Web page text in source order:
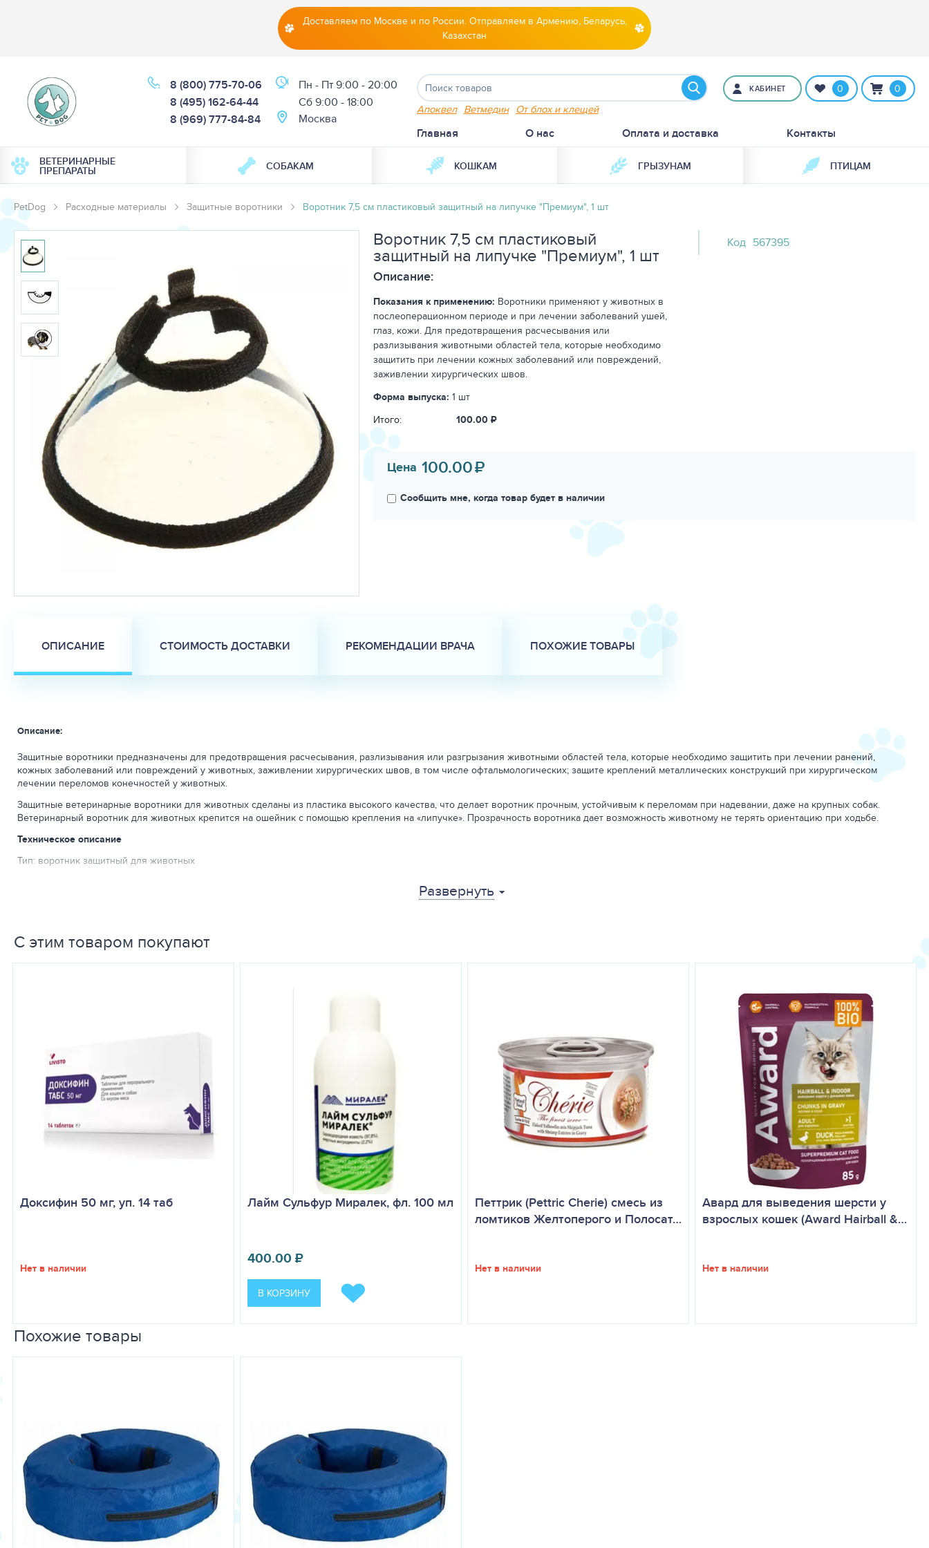
Доставляем по Москве и по России. Отправляем в Армению, Беларусь,
Казахстан
8 (800) 775-70-06
8 (495) 162-64-44
8 (969) 777-84-84
Пн - Пт 9:00 - 20:00
Cб 9:00 - 18:00
Москва
Апоквел Ветмедин От блох и клещей
КАБИНЕТ 0 0
Главная О нас Оплата и доставка Контакты
ВЕТЕРИНАРНЫЕ
ПРЕПАРАТЫ СОБАКАМ КОШКАМ ГРЫЗУНАМ ПТИЦАМ
PetDog Расходные материалы Защитные воротники Воротник 7,5 см пластиковый защитный на липучке "Премиум", 1 шт
Воротник 7,5 см пластиковый
защитный на липучке "Премиум", 1 шт
Описание:
Показания к применению: Воротники применяют у животных в
послеоперационном периоде и при лечении заболеваний ушей,
глаз, кожи. Для предотвращения расчесывания или
разлизывания животными областей тела, которые необходимо
защитить при лечении кожных заболеваний или повреждений,
заживлении хирургических швов.
Форма выпуска: 1 шт
Итого:
100.00 ₽
Код 567395
Цена 100.00₽
Сообщить мне, когда товар будет в наличии
ОПИСАНИЕ СТОИМОСТЬ ДОСТАВКИ РЕКОМЕНДАЦИИ ВРАЧА ПОХОЖИЕ ТОВАРЫ
Описание:
Защитные воротники предназначены для предотвращения расчесывания, разлизывания или разгрызания животными областей тела, которые необходимо защитить при лечении ранений,
кожных заболеваний или повреждений у животных, заживлении хирургических швов, в том числе офтальмологических; защите креплений металлических конструкций при хирургическом
лечении переломов конечностей у животных.
Защитные ветеринарные воротники для животных сделаны из пластика высокого качества, что делает воротник прочным, устойчивым к переломам при надевании, даже на крупных собак.
Ветеринарный воротник для животных крепится на ошейник с помощью крепления на «липучке». Прозрачность воротника дает возможность животному не терять ориентацию при ходьбе.
Техническое описание
Тип: воротник защитный для животных
Особенности: прозрачный
Развернуть
С этим товаром покупают
Доксифин 50 мг, уп. 14 таб
Нет в наличии
Лайм Сульфур Миралек, фл. 100 мл
400.00₽
В КОРЗИНУ
Петтрик (Pettric Cherie) смесь из
ломтиков Желтоперого и Полосат…
Нет в наличии
Авард для выведения шерсти у
взрослых кошек (Award Hairball &…
Нет в наличии
Похожие товары